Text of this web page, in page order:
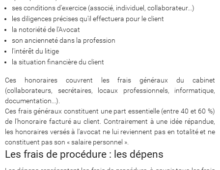
ses conditions d'exercice (associé, individuel, collaborateur...)
les diligences précises qu'il effectuera pour le client
la notoriété de l'Avocat
son ancienneté dans la profession
l'intérêt du litige
la situation financière du client
Ces honoraires couvrent les frais généraux du cabinet
(collaborateurs, secrétaires, locaux professionnels, informatique,
documentation...).
Ces frais généraux constituent une part essentielle (entre 40 et 60 %)
de l'honoraire facturé au client. Contrairement à une idée répandue,
les honoraires versés à l'avocat ne lui reviennent pas en totalité et ne
constituent pas son « salaire personnel ».
Les frais de procédure : les dépens